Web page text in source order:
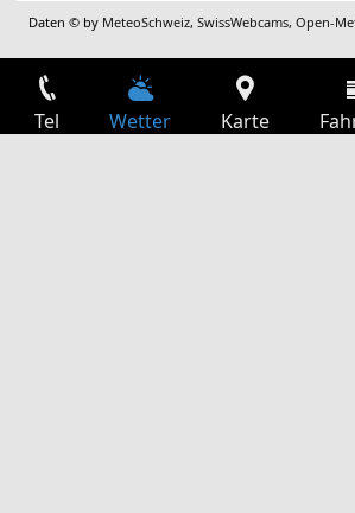
Daten © by MeteoSchweiz,SwissWebcams,Open-
Tel Wetter Karte